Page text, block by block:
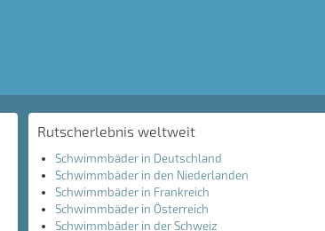
Rutscherlebnis weltweit
Schwimmbäder in Deutschland
Schwimmbäder in den Niederlanden
Schwimmbäder in Frankreich
Schwimmbäder in Österreich
Schwimmbäder in der Schweiz